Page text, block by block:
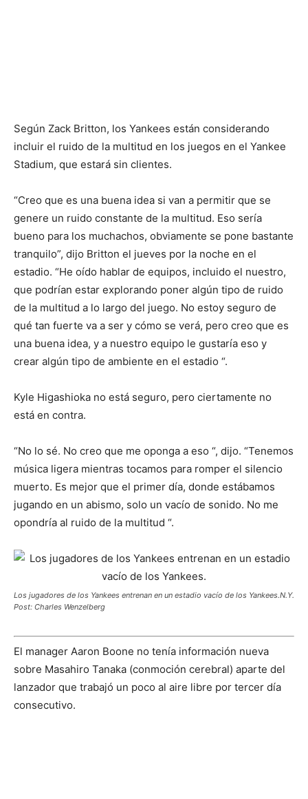
Según Zack Britton, los Yankees están considerando
incluir el ruido de la multitud en los juegos en el Yankee
Stadium, que estará sin clientes.
“Creo que es una buena idea si van a permitir que se
genere un ruido constante de la multitud. Eso sería
bueno para los muchachos, obviamente se pone bastante
tranquilo”, dijo Britton el jueves por la noche en el
estadio. “He oído hablar de equipos, incluido el nuestro,
que podrían estar explorando poner algún tipo de ruido
de la multitud a lo largo del juego. No estoy seguro de
qué tan fuerte va a ser y cómo se verá, pero creo que es
una buena idea, y a nuestro equipo le gustaría eso y
crear algún tipo de ambiente en el estadio “.
Kyle Higashioka no está seguro, pero ciertamente no
está en contra.
“No lo sé. No creo que me oponga a eso “, dijo. “Tenemos
música ligera mientras tocamos para romper el silencio
muerto. Es mejor que el primer día, donde estábamos
jugando en un abismo, solo un vacío de sonido. No me
opondría al ruido de la multitud “.
Los jugadores de los Yankees entrenan en un estadio vacío de los Yankees.N.Y.
Post: Charles Wenzelberg
El manager Aaron Boone no tenía información nueva
sobre Masahiro Tanaka (conmoción cerebral) aparte del
lanzador que trabajó un poco al aire libre por tercer día
consecutivo.